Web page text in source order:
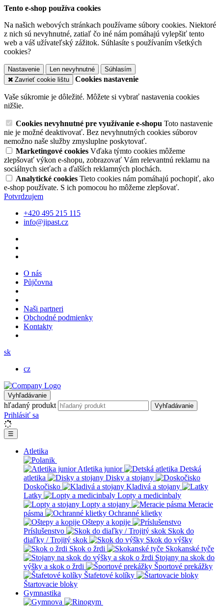
Tento e-shop používa cookies
Na našich webových stránkach používame súbory cookies. Niektoré
z nich sú nevyhnutné, zatiaľ čo iné nám pomáhajú vylepšiť tento
web a váš užívateľský zážitok. Súhlasíte s používaním všetkých
cookies?
Nastavenie Len nevyhnutné
Súhlasím
Zavrieť cookie lištu
Cookies nastavenie
Vaše súkromie je dôležité. Môžete si vybrať nastavenia cookies
nižšie.
Cookies nevyhnutné pre využívanie e-shopu Toto nastavenie
nie je možné deaktivovať. Bez nevyhnutných cookies súborov
nemožno naše služby zmysluplne poskytovať.
Marketingové cookies Vďaka týmto cookies môžeme
zlepšovať výkon e-shopu, zobrazovať Vám relevantnú reklamu na
sociálnych sieťach a ďalších reklamných plochách.
Analytické cookies Tieto cookies nám pomáhajú pochopiť, ako
e-shop používate. S ich pomocou ho môžeme zlepšovať.
Potvrdzujem
+420 495 215 115
info@jipast.cz
O nás
Půjčovna
Naši partneri
Obchodné podmienky
Kontakty
sk
cz
Vyhľadávanie
hľadaný produkt Vyhľadávanie
Prihlásiť sa
☰
Atletika
Atletika junior
Detská
atletika
Disky a stojany
Doskočisko
Kladivá a stojany
Latky
Lopty a medicinbaly
Lopty a stojany
Meracie
pásma
Ochranné klietky
Oštepy a kopije
Príslušenstvo
Skok do
diaľky / Trojitý skok
Skok do výšky
Skok o žrdi
Skokanské tyče
Stojany na skok do
výšky a skok o žrdi
Športové prekážky
Štafetové kolíky
Štartovacie bloky
Gymnastika